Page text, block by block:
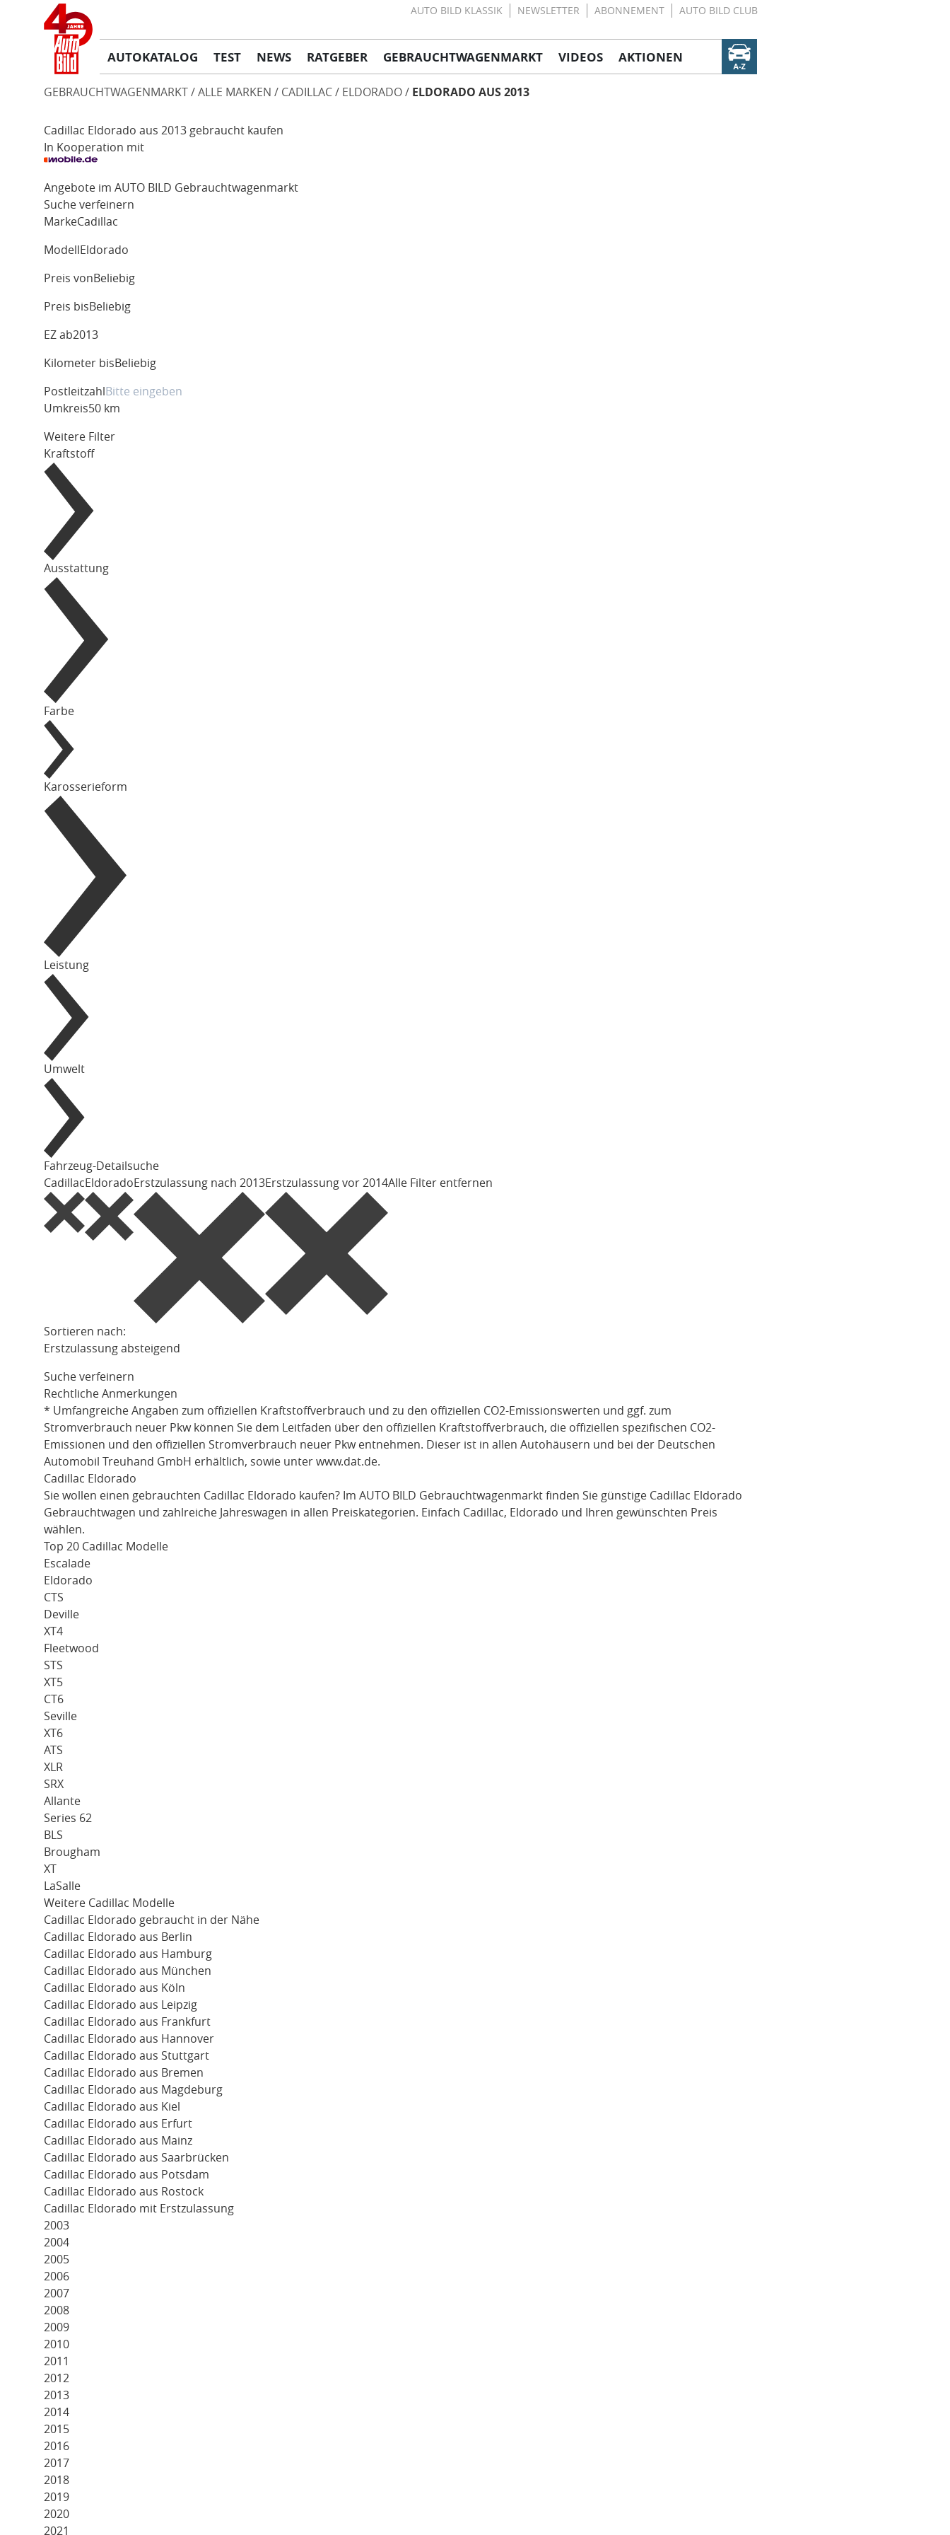
AUTO BILD KLASSIK NEWSLETTER ABONNEMENT AUTO BILD CLUB
AUTOKATALOG TEST NEWS RATGEBER GEBRAUCHTWAGENMARKT VIDEOS AKTIONEN
GEBRAUCHTWAGENMARKT ALLE MARKEN CADILLAC ELDORADO ELDORADO AUS 2013
Cadillac Eldorado aus 2013 gebraucht kaufen
In Kooperation mit
Angebote im AUTO BILD Gebrauchtwagenmarkt
Suche verfeinern
MarkeCadillac
Modell Eldorado
Preis von Beliebig
Preis bis Beliebig
EZ ab2013
Kilometer bis Beliebig
Postleitzahl
Umkreis50 km
Weitere Filter
Kraftstoff
Ausstattung
Farbe
Karosserieform
Leistung
Umwelt
Fahrzeug-Detailsuche
CadillacEldoradoErstzulassung nach 2013Erstzulassung vor 2014Alle Filter entfernen
Sortieren nach:
Erstzulassung absteigend
Suche verfeinern
Rechtliche Anmerkungen
* Umfangreiche Angaben zum offiziellen Kraftstoffverbrauch und zu den offiziellen CO2-Emissionswerten und ggf. zum
Stromverbrauch neuer Pkw können Sie dem Leitfaden über den offiziellen Kraftstoffverbrauch, die offiziellen spezifischen CO2-
Emissionen und den offiziellen Stromverbrauch neuer Pkw entnehmen. Dieser ist in allen Autohäusern und bei der Deutschen
Automobil Treuhand GmbH erhältlich, sowie unter www.dat.de.
Cadillac Eldorado
Sie wollen einen gebrauchten Cadillac Eldorado kaufen? Im AUTO BILD Gebrauchtwagenmarkt finden Sie günstige Cadillac Eldorado
Gebrauchtwagen und zahlreiche Jahreswagen in allen Preiskategorien. Einfach Cadillac, Eldorado und Ihren gewünschten Preis
wählen.
Top 20 Cadillac Modelle
Escalade
Eldorado
CTS
Deville
XT4
Fleetwood
STS
XT5
CT6
Seville
XT6
ATS
XLR
SRX
Allante
Series 62
BLS
Brougham
XT
LaSalle
Weitere Cadillac Modelle
Cadillac Eldorado gebraucht in der Nähe
Cadillac Eldorado aus Berlin
Cadillac Eldorado aus Hamburg
Cadillac Eldorado aus München
Cadillac Eldorado aus Köln
Cadillac Eldorado aus Leipzig
Cadillac Eldorado aus Frankfurt
Cadillac Eldorado aus Hannover
Cadillac Eldorado aus Stuttgart
Cadillac Eldorado aus Bremen
Cadillac Eldorado aus Magdeburg
Cadillac Eldorado aus Kiel
Cadillac Eldorado aus Erfurt
Cadillac Eldorado aus Mainz
Cadillac Eldorado aus Saarbrücken
Cadillac Eldorado aus Potsdam
Cadillac Eldorado aus Rostock
Cadillac Eldorado mit Erstzulassung
2003
2004
2005
2006
2007
2008
2009
2010
2011
2012
2013
2014
2015
2016
2017
2018
2019
2020
2021